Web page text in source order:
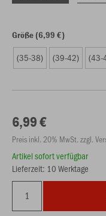
Größe (6,99 €)
(35-38) (39-42) (43-
6,99 €
Preis inkl. 20% MwSt. zzgl.
Artikel sofort verfügbar
Lieferzeit: 10 Werktage